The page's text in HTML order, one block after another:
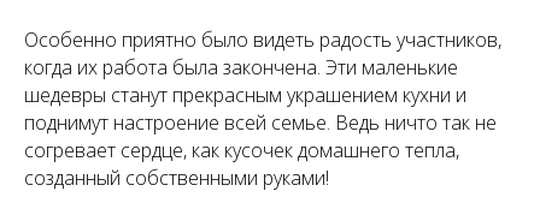
Особенно приятно было видеть радость участников,
когда их работа была закончена. Эти маленькие
шедевры станут прекрасным украшением кухни и
поднимут настроение всей семье. Ведь ничто так не
согревает сердце, как кусочек домашнего тепла,
созданный собственными руками!